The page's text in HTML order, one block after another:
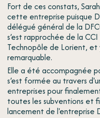
Fort de ces constats,
cette entreprise puisque
délégué général de la
s’est rapprochée de la
Technopôle de Lorient,
remarquable.
Elle a été accompagnée
s’est formée au travers
entreprises pour
toutes les subventions et
lancement de l'entreprise